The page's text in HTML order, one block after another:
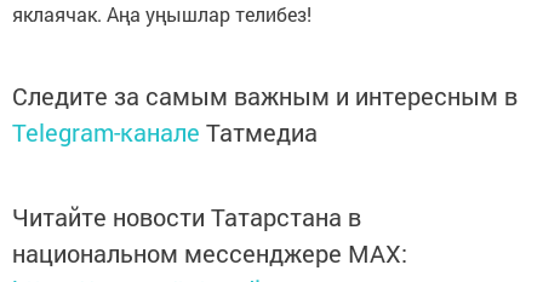
яклаячак. Аңа уңышлар телибез!
Следите за самым важным и интересным в
Telegram-канале Татмедиа
Читайте новости Татарстана в
национальном мессенджере MАХ: